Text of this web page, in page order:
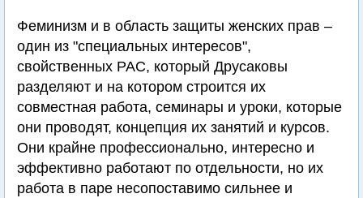
Феминизм и в область защиты женских прав –
один из "специальных интересов",
свойственных РАС, который Друсаковы
разделяют и на котором строится их
совместная работа, семинары и уроки, которые
они проводят, концепция их занятий и курсов.
Они крайне профессионально, интересно и
эффективно работают по отдельности, но их
работа в паре несопоставимо сильнее и